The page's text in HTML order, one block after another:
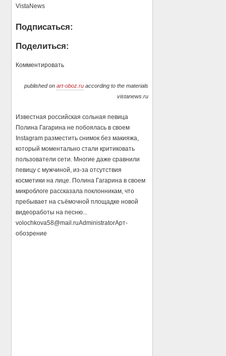
VistaNews
Подписаться:
Поделиться:
Комментировать
published on art-oboz.ruaccording to the materials
vistanews.ru
Известная российская сольная певица
Полина Гагарина не побоялась в своем
Instagram разместить снимок без макияжа,
который моментально стали критиковать
пользователи сети. Многие даже сравнили
певицу с мужчиной, из-за отсутствия
косметики на лице. Полина Гагарина в своем
микроблоге рассказала поклонникам, что
пребывает на съёмочной площадке новой
видеоработы на песню...
volochkova58@mail.ruAdministratorАрт-
обозрение